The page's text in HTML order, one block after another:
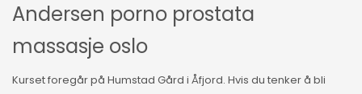
Andersen porno prostata
massasje oslo
Kurset foregår på Humstad Gård i Åfjord. Hvis du tenker å bli